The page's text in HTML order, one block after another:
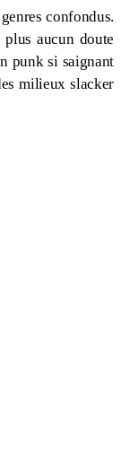
confondus.
aucun doute
punk si saignant
milieux slacker